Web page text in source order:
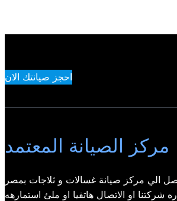
احجز صيانتك الان
مركز الصيانة المعتمد
الي مركز صيانة غسالات و ثلاجات بمصر
شركتنا او الاتصال هاتفيا او ملئ استمارهه